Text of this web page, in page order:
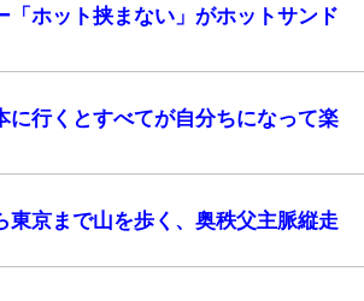
「ホット挟まない」がホットサンド
に行くとすべてが自分ちになって楽
東京まで山を歩く、奥秩父主脈縦走